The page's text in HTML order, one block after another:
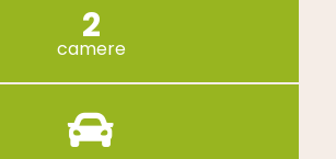
2
camere